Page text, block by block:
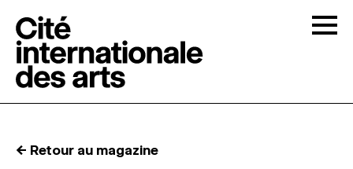
← Retour au magazine